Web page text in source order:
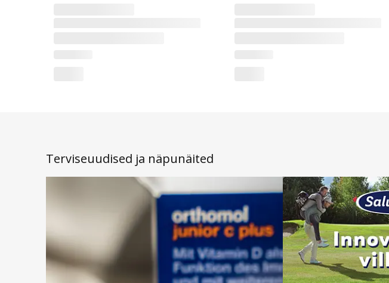
Terviseuudised ja näpunäited